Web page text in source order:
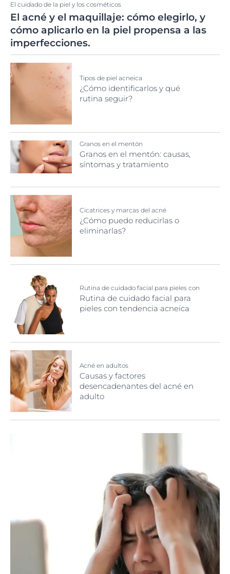
El cuidado de la piel y los cosméticos
El acné y el maquillaje: cómo elegirlo, y
cómo aplicarlo en la piel propensa a las
imperfecciones.
Tipos de piel acneica
¿Cómo identificarlos y qué
rutina seguir?
Granos en el mentón
Granos en el mentón: causas,
síntomas y tratamiento
Cicatrices y marcas del acné
¿Cómo puedo reducirlas o
eliminarlas?
Rutina de cuidado facial para pieles con
tendencia acneica
Rutina de cuidado facial para
pieles con tendencia acneica
Acné en adultos
Causas y factores
desencadenantes del acné en
adulto